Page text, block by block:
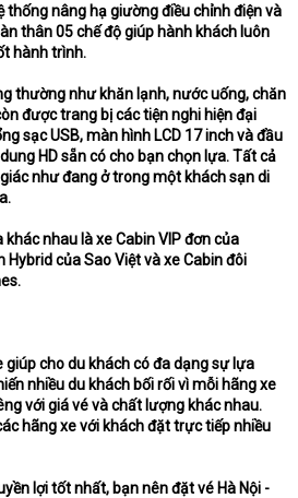
thống nâng hạ giường điều chỉnh điện và
thân 05 chế độ giúp hành khách luôn
hành trình.
thường như khăn lạnh, nước uống, chăn
được trang bị các tiện nghi hiện đại
sạc USB, màn hình LCD 17 inch và đầu
HD sẵn có cho bạn chọn lựa. Tất cả
như đang ở trong một khách sạn di
khác nhau là xe Cabin VIP đơn của
Hybrid của Sao Việt và xe Cabin đôi
giúp cho du khách có đa dạng sự lựa
nhiều du khách bối rối vì mỗi hãng xe
với giá vé và chất lượng khác nhau.
hãng xe với khách đặt trực tiếp nhiều
lợi tốt nhất, bạn nên đặt vé Hà Nội -